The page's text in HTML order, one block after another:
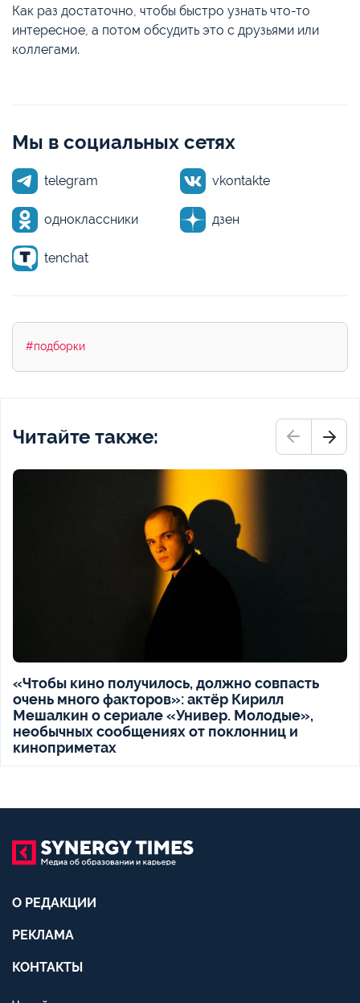
Как раз достаточно, чтобы быстро узнать что-то
интересное, а потом обсудить это с друзьями или
коллегами.
Мы в социальных сетях
telegram vkontakte
одноклассники дзен
tenchat
#подборки
Читайте также:
«Чтобы кино получилось, должно совпасть
очень много факторов»: актёр Кирилл
Мешалкин о сериале «Универ. Молодые»,
необычных сообщениях от поклонниц и
киноприметах
О РЕДАКЦИИ
РЕКЛАМА
КОНТАКТЫ